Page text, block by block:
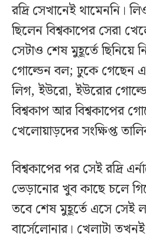
রদ্রি সেখানেই থামেননি।
ছিলেন বিশ্বকাপের সেরা
সেটাও শেষ মুহূর্তে ছিনিয়ে
গোল্ডেন বল; ঢুকে গেছেন
লিগ, ইউরো, ইউরোর
বিশ্বকাপ আর বিশ্বকাপের
খেলোয়াড়দের সংক্ষিপ্ত
বিশ্বকাপের পর সেই রদ্রি
ভেড়ানোর খুব কাছে চলে
তবে শেষ মুহূর্তে এসে সেই
বার্সেলোনার। খেলাটা